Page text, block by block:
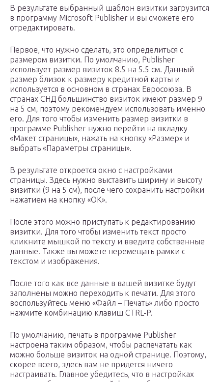
В результате выбранный шаблон визитки загрузится
в программу Microsoft Publisher и вы сможете его
отредактировать.
Первое, что нужно сделать, это определиться с
размером визитки. По умолчанию, Publisher
использует размер визиток 8.5 на 5.5 см. Данный
размер близок к размеру кредитной карты и
используется в основном в странах Евросоюза. В
странах СНД большинство визиток имеют размер 9
на 5 см, поэтому рекомендуем использовать именно
его. Для того чтобы изменить размер визитки в
программе Publisher нужно перейти на вкладку
«Макет страницы», нажать на кнопку «Размер» и
выбрать «Параметры страницы».
В результате откроется окно с настройками
страницы. Здесь нужно выставить ширину и высоту
визитки (9 на 5 см), после чего сохранить настройки
нажатием на кнопку «ОК».
После этого можно приступать к редактированию
визитки. Для того чтобы изменить текст просто
кликните мышкой по тексту и введите собственные
данные. Также вы можете перемещать рамки с
текстом и изображения.
После того как все данные в вашей визитке будут
заполнены можно переходить к печати. Для этого
воспользуйтесь меню «Файл – Печать» либо просто
нажмите комбинацию клавиш CTRL-P.
По умолчанию, печать в программе Publisher
настроена таким образом, чтобы распечатать как
можно больше визиток на одной странице. Поэтому,
скорее всего, здесь вам не придется ничего
настраивать. Главное убедитесь, что в настройках